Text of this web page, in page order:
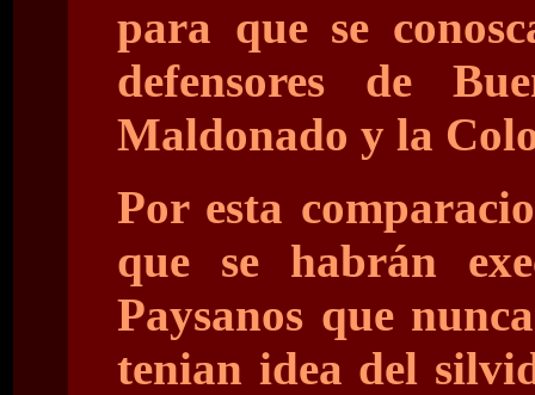
para que se
defensores de
Maldonado y la
Por esta
que se habrán
Paysanos que
tenian idea del